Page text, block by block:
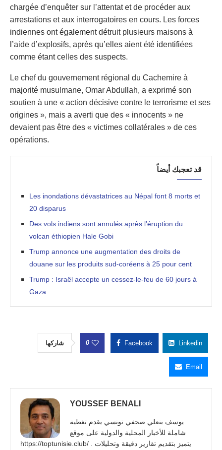
chargée d’enquêter sur l’attentat et de procéder aux
arrestations et aux interrogatoires en cours. Les forces
indiennes ont également détruit plusieurs maisons à
l’aide d’explosifs, après qu’elles aient été identifiées
comme étant celles des suspects.
Le chef du gouvernement régional du Cachemire à
majorité musulmane, Omar Abdullah, a exprimé son
soutien à une « action décisive contre le terrorisme et ses
origines », mais a averti que des « innocents » ne
devaient pas être des « victimes collatérales » de ces
opérations.
قد تعجبك أيضاً
Les inondations dévastatrices au Népal font 8 morts et
20 disparus
Des vols indiens sont annulés après l’éruption du
volcan éthiopien Hale Gobi
Trump annonce une augmentation des droits de
douane sur les produits sud-coréens à 25 pour cent
Trump : Israël accepte un cessez-le-feu de 60 jours à
Gaza
شاركها 0 Facebook Linkedin
Email
YOUSSEF BENALI
يوسف بنعلي صحفي تونسي يقدم تغطية
شاملة للأخبار المحلية والدولية على موقع
https://toptunisie.club/ . يتميز بتقديم تقارير دقيقة وتحليلات